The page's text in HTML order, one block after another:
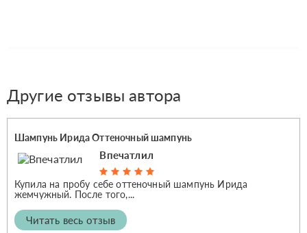
Другие отзывы автора
Шампунь Ирида Оттеночный шампунь
Впечатлил
Купила на пробу себе оттеночный шампунь Ирида
жемчужный. После того,...
Читать весь отзыв